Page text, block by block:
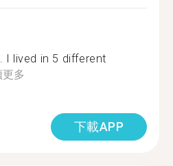
I lived in 5 different
多
下載APP